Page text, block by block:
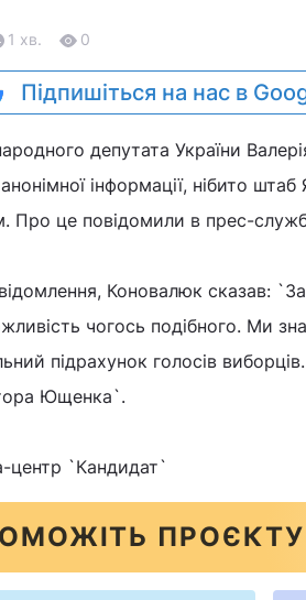
1 хв. 0
Підпишіться на нас в
депутата України
інформації, нібито
Про це повідомили в прес-
Коновалюк сказав:
чогось подібного. Ми
підрахунок голосів
Ющенка`.
центр `Кандидат`
ПРОЄКТУ